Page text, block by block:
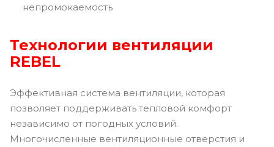
непромокаемость
Технологии вентиляции
REBEL
Эффективная система вентиляции, которая
позволяет поддерживать тепловой комфорт
независимо от погодных условий.
Многочисленные вентиляционные отверстия и